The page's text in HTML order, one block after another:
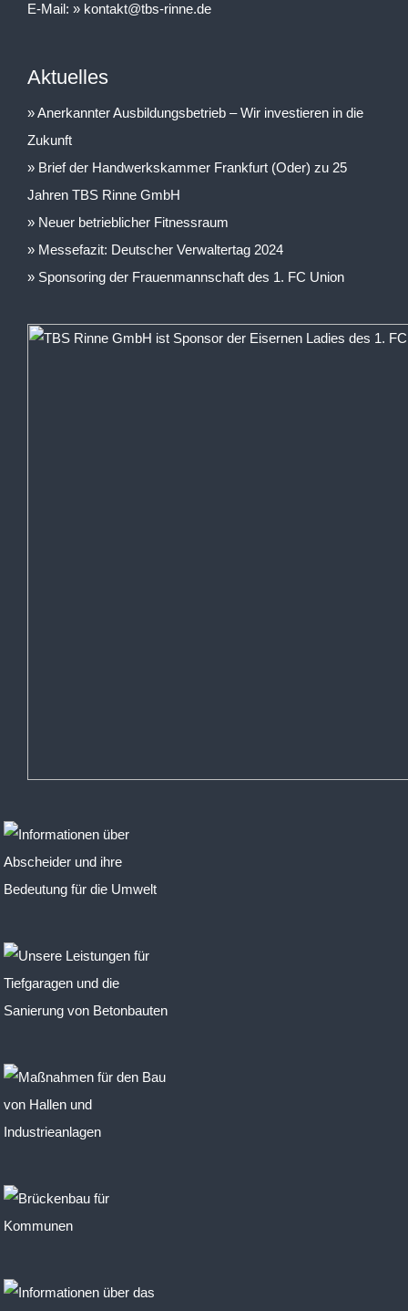
E-Mail:
kontakt@tbs-rinne.de
Aktuelles
Anerkannter Ausbildungsbetrieb – Wir investieren in die
Zukunft
Brief der Handwerkskammer Frankfurt (Oder) zu 25
Jahren TBS Rinne GmbH
Neuer betrieblicher Fitnessraum
Messefazit: Deutscher Verwaltertag 2024
Sponsoring der Frauenmannschaft des 1. FC Union